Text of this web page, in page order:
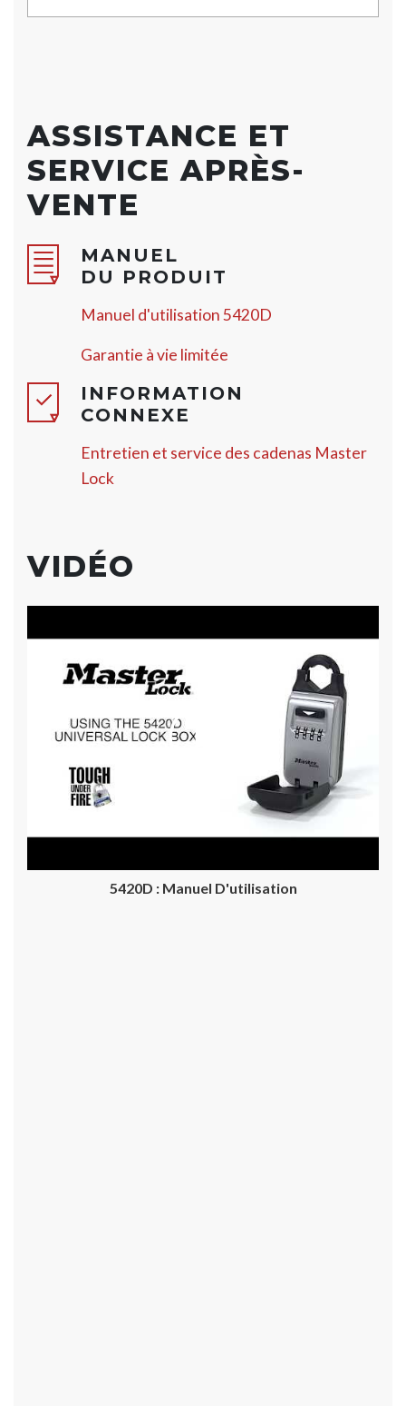
ASSISTANCE ET
SERVICE APRÈS-
VENTE
MANUEL
DU PRODUIT
Manuel d'utilisation 5420D
Garantie à vie limitée
INFORMATION
CONNEXE
Entretien et service des cadenas Master
Lock
VIDÉO
5420D : Manuel D'utilisation